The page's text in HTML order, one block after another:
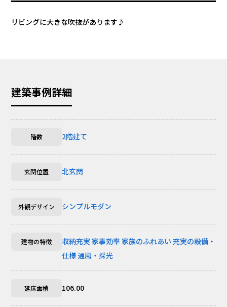
リビングに大きな吹抜があります♪
建築事例詳細
階数 2階建て
玄関位置 北玄関
外観デザイン シンプルモダン
建物の特徴 収納充実 家事効率 家族のふれあい 充実の設備・
仕様 通風・採光
延床面積 106.00